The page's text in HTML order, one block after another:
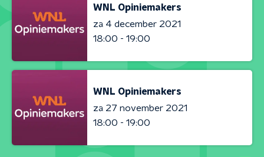
WNL Opiniemakers
za 4 december 2021
18:00 - 19:00
WNL Opiniemakers
za 27 november 2021
18:00 - 19:00